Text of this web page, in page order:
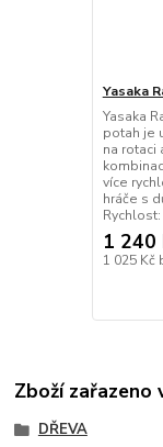
Yasaka
Yasaka
potah je
na rotaci
více
hráče s
1 240
1 025 Kč
Zboží zařazeno
DŘEVA